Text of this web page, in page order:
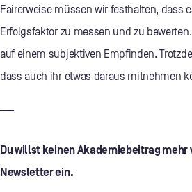
Fairerweise müssen wir festhalten, dass
Erfolgsfaktor zu messen und zu
auf einem subjektiven Empfinden.
dass auch ihr etwas daraus mitnehmen
Du willst keinen Akademiebeitrag mehr
Newsletter ein.